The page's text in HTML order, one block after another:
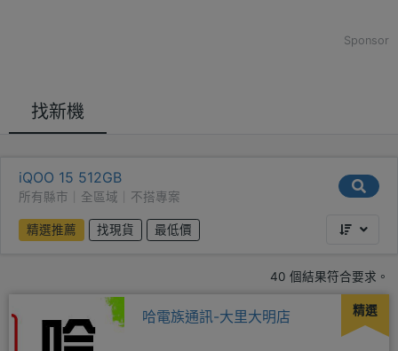
Sponsor
找新機
iQOO 15 512GB
所有縣市｜全區域｜不搭專案
精選推薦 找現貨 最低價
40 個結果符合要求。
精選
哈電族通訊-大里大明店